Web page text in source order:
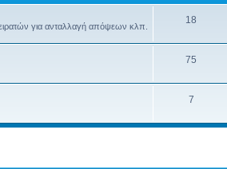
για ανταλλαγή απόψεων κλπ.
18
75
7